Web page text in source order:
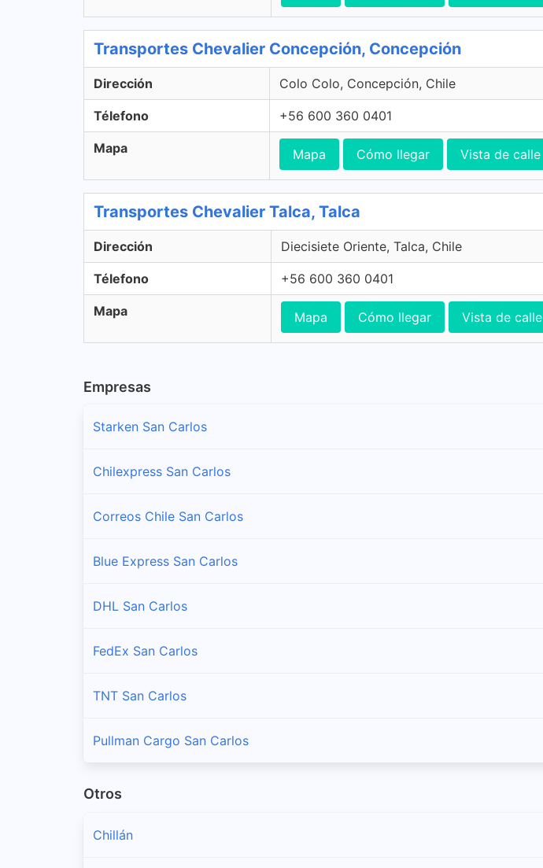
Transportes Chevalier Concepción, Concepción
Dirección Colo Colo, Concepción, Chile
Télefono +56 600 360 0401
Mapa Mapa Cómo llegar Vista de calle
Transportes Chevalier Talca, Talca
Dirección Diecisiete Oriente, Talca, Chile
Télefono +56 600 360 0401
Mapa Mapa Cómo llegar Vista de calle
Empresas
Starken San Carlos
Chilexpress San Carlos
Correos Chile San Carlos
Blue Express San Carlos
DHL San Carlos
FedEx San Carlos
TNT San Carlos
Pullman Cargo San Carlos
Otros
Chillán